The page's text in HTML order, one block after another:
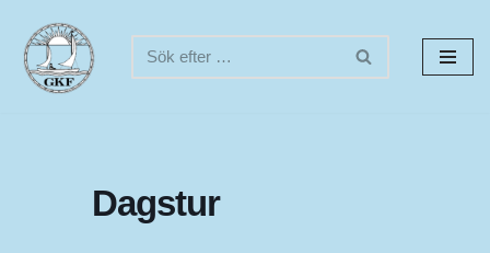
Hoppa
till
Dagstur